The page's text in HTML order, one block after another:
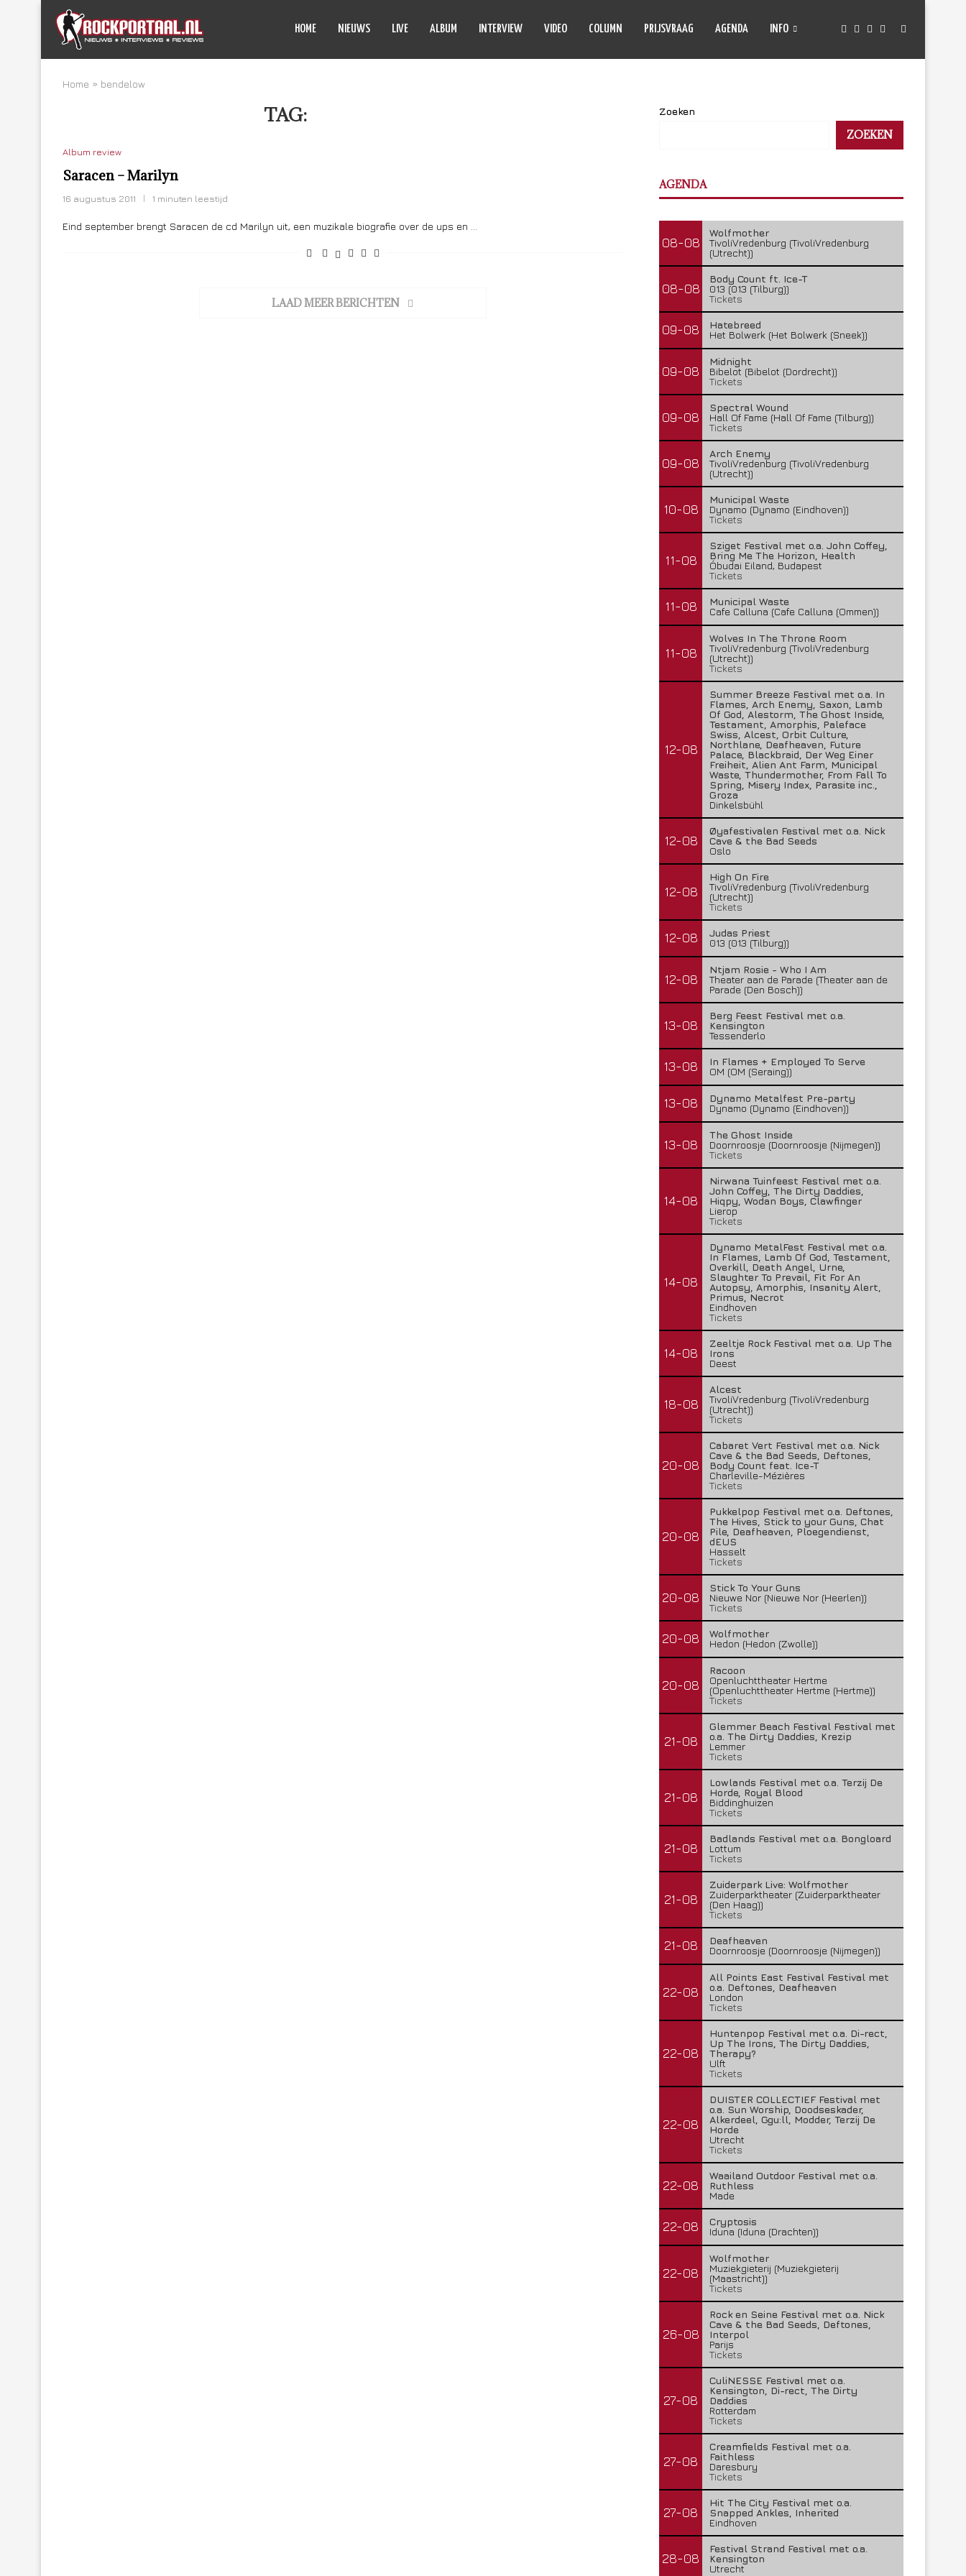
HOME NIEUWS LIVE ALBUM INTERVIEW VIDEO COLUMN PRIJSVRAAG AGENDA INFO
Home » bendelow
TAG:
Album review
Saracen – Marilyn
16 augustus 2011 1 minuten leestijd
Eind september brengt Saracen de cd Marilyn uit, een muzikale biografie over de ups en …
LAAD MEER BERICHTEN
Zoeken
ZOEKEN
AGENDA
08-08
Wolfmother
TivoliVredenburg (TivoliVredenburg
(Utrecht))
08-08
Body Count ft. Ice-T
013 (013 (Tilburg))
Tickets
09-08
Hatebreed
Het Bolwerk (Het Bolwerk (Sneek))
09-08
Midnight
Bibelot (Bibelot (Dordrecht))
Tickets
09-08
Spectral Wound
Hall Of Fame (Hall Of Fame (Tilburg))
Tickets
09-08
Arch Enemy
TivoliVredenburg (TivoliVredenburg
(Utrecht))
10-08
Municipal Waste
Dynamo (Dynamo (Eindhoven))
Tickets
11-08
Sziget Festival met o.a. John Coffey,
Bring Me The Horizon, Health
Óbudai Eiland, Budapest
Tickets
11-08
Municipal Waste
Cafe Calluna (Cafe Calluna (Ommen))
11-08
Wolves In The Throne Room
TivoliVredenburg (TivoliVredenburg
(Utrecht))
Tickets
12-08
Summer Breeze Festival met o.a. In
Flames, Arch Enemy, Saxon, Lamb
Of God, Alestorm, The Ghost Inside,
Testament, Amorphis, Paleface
Swiss, Alcest, Orbit Culture,
Northlane, Deafheaven, Future
Palace, Blackbraid, Der Weg Einer
Freiheit, Alien Ant Farm, Municipal
Waste, Thundermother, From Fall To
Spring, Misery Index, Parasite inc.,
Groza
Dinkelsbühl
12-08
Øyafestivalen Festival met o.a. Nick
Cave & the Bad Seeds
Oslo
12-08
High On Fire
TivoliVredenburg (TivoliVredenburg
(Utrecht))
Tickets
12-08
Judas Priest
013 (013 (Tilburg))
12-08
Ntjam Rosie - Who I Am
Theater aan de Parade (Theater aan de
Parade (Den Bosch))
13-08
Berg Feest Festival met o.a.
Kensington
Tessenderlo
13-08
In Flames + Employed To Serve
OM (OM (Seraing))
13-08
Dynamo Metalfest Pre-party
Dynamo (Dynamo (Eindhoven))
13-08
The Ghost Inside
Doornroosje (Doornroosje (Nijmegen))
Tickets
14-08
Nirwana Tuinfeest Festival met o.a.
John Coffey, The Dirty Daddies,
Hiqpy, Wodan Boys, Clawfinger
Lierop
Tickets
14-08
Dynamo MetalFest Festival met o.a.
In Flames, Lamb Of God, Testament,
Overkill, Death Angel, Urne,
Slaughter To Prevail, Fit For An
Autopsy, Amorphis, Insanity Alert,
Primus, Necrot
Eindhoven
Tickets
14-08
Zeeltje Rock Festival met o.a. Up The
Irons
Deest
18-08
Alcest
TivoliVredenburg (TivoliVredenburg
(Utrecht))
Tickets
20-08
Cabaret Vert Festival met o.a. Nick
Cave & the Bad Seeds, Deftones,
Body Count feat. Ice-T
Charleville-Mézières
Tickets
20-08
Pukkelpop Festival met o.a. Deftones,
The Hives, Stick to your Guns, Chat
Pile, Deafheaven, Ploegendienst,
dEUS
Hasselt
Tickets
20-08
Stick To Your Guns
Nieuwe Nor (Nieuwe Nor (Heerlen))
Tickets
20-08
Wolfmother
Hedon (Hedon (Zwolle))
20-08
Racoon
Openluchttheater Hertme
(Openluchttheater Hertme (Hertme))
Tickets
21-08
Glemmer Beach Festival Festival met
o.a. The Dirty Daddies, Krezip
Lemmer
Tickets
21-08
Lowlands Festival met o.a. Terzij De
Horde, Royal Blood
Biddinghuizen
Tickets
21-08
Badlands Festival met o.a. Bongloard
Lottum
Tickets
21-08
Zuiderpark Live: Wolfmother
Zuiderparktheater (Zuiderparktheater
(Den Haag))
Tickets
21-08
Deafheaven
Doornroosje (Doornroosje (Nijmegen))
22-08
All Points East Festival Festival met
o.a. Deftones, Deafheaven
London
Tickets
22-08
Huntenpop Festival met o.a. Di-rect,
Up The Irons, The Dirty Daddies,
Therapy?
Ulft
Tickets
22-08
DUISTER COLLECTIEF Festival met
o.a. Sun Worship, Doodseskader,
Alkerdeel, Ggu:ll, Modder, Terzij De
Horde
Utrecht
Tickets
22-08
Waailand Outdoor Festival met o.a.
Ruthless
Made
22-08
Cryptosis
Iduna (Iduna (Drachten))
22-08
Wolfmother
Muziekgieterij (Muziekgieterij
(Maastricht))
Tickets
26-08
Rock en Seine Festival met o.a. Nick
Cave & the Bad Seeds, Deftones,
Interpol
Parijs
Tickets
27-08
CuliNESSE Festival met o.a.
Kensington, Di-rect, The Dirty
Daddies
Rotterdam
Tickets
27-08
Creamfields Festival met o.a.
Faithless
Daresbury
Tickets
27-08
Hit The City Festival met o.a.
Snapped Ankles, Inherited
Eindhoven
28-08
Festival Strand Festival met o.a.
Kensington
Utrecht